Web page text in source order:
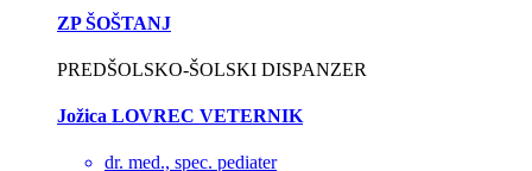
ZP ŠOŠTANJ
PREDŠOLSKO-ŠOLSKI DISPANZER
Jožica LOVREC VETERNIK
dr. med., spec. pediater